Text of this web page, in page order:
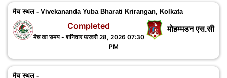
मैच स्थल - Vivekananda Yuba Bharati Krirangan, Kolkata
मोहम्मडन एस.सी
Completed
मैच का समय - शनिवार फ़रवरी 28, 2026 07:30
PM
मैच स्थल -